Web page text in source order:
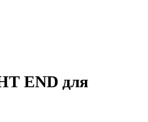
END для